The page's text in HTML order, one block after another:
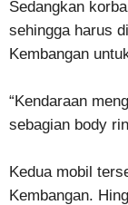
Sedangkan
sehingga harus
Kembangan
“Kendaraan
sebagian body
Kedua mobil
Kembangan.